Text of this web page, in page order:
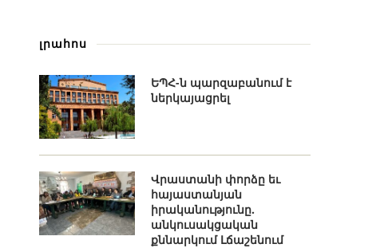
լրահոս
ԵՊՀ-ն պարզաբանում է
ներկայացրել
Վրաստանի փորձը եւ
հայաստանյան
իրականությունը.
անկուսակցական
քննարկում Լճաշենում